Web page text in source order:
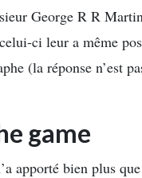
George R R
ci leur a même
(la réponse n’est
game
apporté bien plus